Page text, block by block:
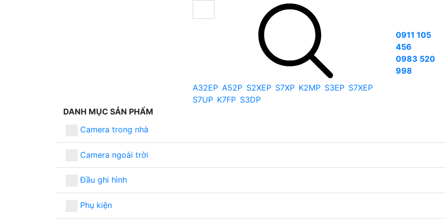
A32EP A52P S2XEP S7XP K2MP S3EP S7XEP
S7UP K7FP S3DP
0911 105
456
0983 520
998
DANH MỤC SẢN PHẨM
Camera trong nhà
Camera ngoài trời
Đầu ghi hình
Phụ kiện